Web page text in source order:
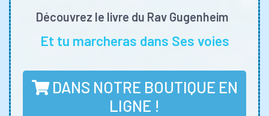
Découvrez le livre du Rav Gugenheim
Et tu marcheras dans Ses voies
DANS NOTRE BOUTIQUE EN
LIGNE !